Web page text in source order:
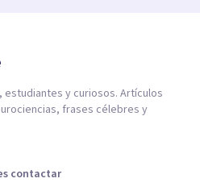
y curiosos. Artículos
frases célebres y
contactar